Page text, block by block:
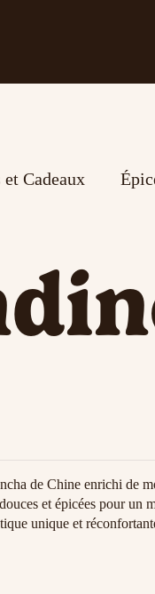
Cadeaux
de Chine enrichi de
et épicées pour un
unique et